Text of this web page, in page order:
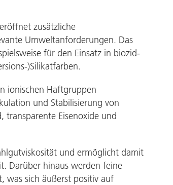
eröffnet zusätzliche
Umweltanforderungen. Das
für den Einsatz in biozid-
)Silikatfarben.
ionischen Haftgruppen
und Stabilisierung von
transparente Eisenoxide und
und ermöglicht damit
Darüber hinaus werden feine
was sich äußerst positiv auf